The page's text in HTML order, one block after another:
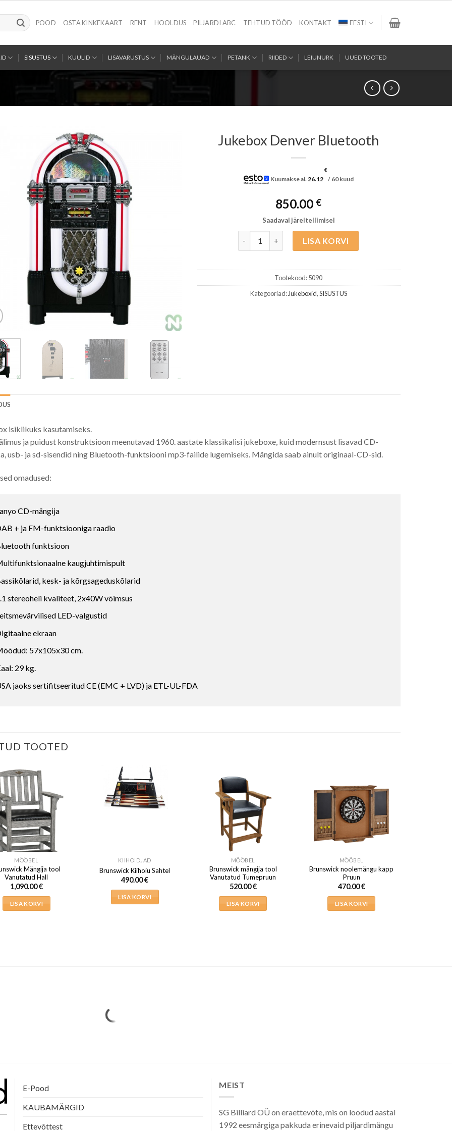
POOD OSTA KINKEKAART RENT HOOLDUS PILJARDI ABC TEHTUD TÖÖD KONTAKT EESTI
SISUSTUS KUULID LISAVARUSTUS MÄNGULAUAD PETANK RIIDED LEIUNURK UUED TOOTED
Jukebox Denver Bluetooth
Kuumakse al. 26.12
€
/ 60 kuud
850.00 €
Saadaval järeltellimisel
LISA KORVI
Tootekood:5090
Kategooriad: Jukeboxid,SISUSTUS
isiklikuks kasutamiseks.
ja puidust konstruktsioon meenutavad 1960. aastate klassikalisi jukeboxe, kuid modernsust lisavad CD-
usb- ja sd-sisendid ning Bluetooth-funktsiooni mp3-failide lugemiseks. Mängida saab ainult originaal-CD-sid.
omadused:
CD-mängija
+ ja FM-funktsiooniga raadio
funktsioon
kaugjuhtimispult
kesk- ja kõrgsageduskõlarid
stereoheli kvaliteet, 2x40W võimsus
LED-valgustid
ekraan
57x105x30 cm.
29 kg.
jaoks sertifitseeritud CE (EMC + LVD) ja ETL-UL-FDA
TOOTED
MÖÖBEL
Mängija tool
Vanutatud Hall
1,090.00€
LISA KORVI
KIIHOIDJAD
Brunswick Kiihoiu Sahtel
490.00€
LISA KORVI
MÖÖBEL
Brunswick mängija tool
Vanutatud Tumepruun
520.00€
LISA KORVI
MÖÖBEL
Brunswick noolemängu kapp
Pruun
470.00€
LISA KORVI
E-Pood
KAUBAMÄRGID
Ettevõttest
MEIST
SG Billiard OÜ on eraettevõte, mis on loodud aastal
1992 eesmärgiga pakkuda erinevaid piljardimängu